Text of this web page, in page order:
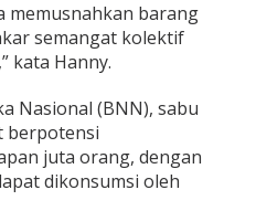
memusnahkan barang
semangat kolektif
kata Hanny.
Nasional (BNN), sabu
berpotensi
juta orang, dengan
dikonsumsi oleh